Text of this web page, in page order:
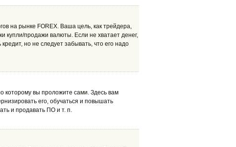
на рынке FOREX. Ваша цель, как трейдера,
купли/продажи валюты. Если не хватает денег,
но не следует забывать, что его надо
которому вы проложите сами. Здесь вам
его, обучаться и повышать
и продавать ПО и т. п.